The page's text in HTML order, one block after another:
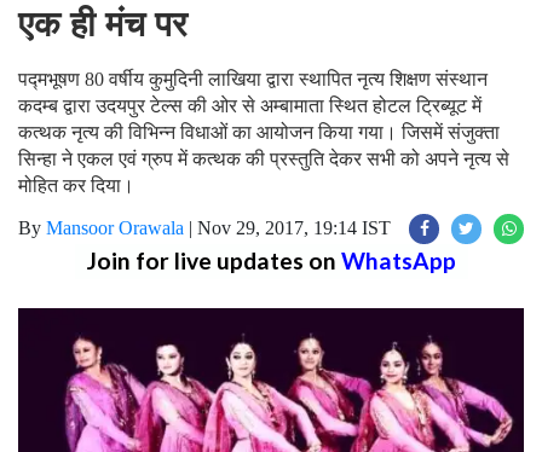
एक ही मंच पर
पद्मभूषण 80 वर्षीय कुमुदिनी लाखिया द्वारा स्थापित नृत्य शिक्षण संस्थान
कदम्ब द्वारा उदयपुर टेल्स की ओर से अम्बामाता स्थित होटल ट्रिब्यूट में
कत्थक नृत्य की विभिन्न विधाओं का आयोजन किया गया। जिसमें संजुक्ता
सिन्हा ने एकल एवं ग्रुप में कत्थक की प्रस्तुति देकर सभी को अपने नृत्य से
मोहित कर दिया।
By Mansoor Orawala | Nov 29, 2017, 19:14 IST
Join for live updates on WhatsApp